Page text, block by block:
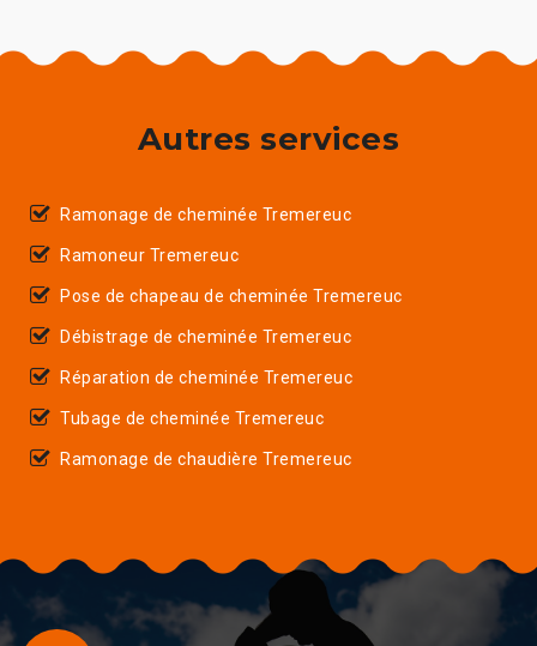
Autres services
Ramonage de cheminée Tremereuc
Ramoneur Tremereuc
Pose de chapeau de cheminée Tremereuc
Débistrage de cheminée Tremereuc
Réparation de cheminée Tremereuc
Tubage de cheminée Tremereuc
Ramonage de chaudière Tremereuc